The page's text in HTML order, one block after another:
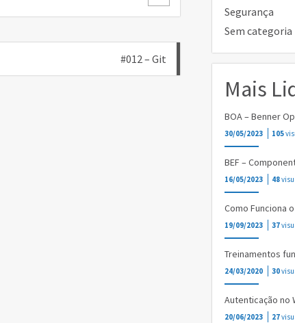
#012 – Git
Segurança
Sem categoria
Mais
BOA – Benner
30/05/2023 105
BEF –
16/05/2023 48
Como Funciona o
19/09/2023 37
Treinamentos
24/03/2020 30
Autenticação no
20/06/2023 27